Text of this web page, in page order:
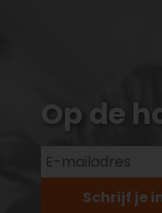
Op de
Schrijf je